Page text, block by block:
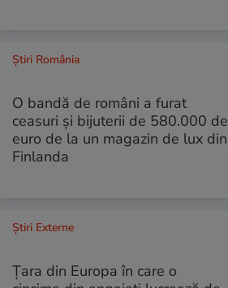
Știri România
O bandă de români a furat
ceasuri și bijuterii de 580.000 de
euro de la un magazin de lux din
Finlanda
Știri Externe
Țara din Europa în care o